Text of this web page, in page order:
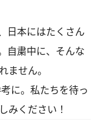
日本にはたくさん
自粛中に、そんな
ません。
に。私たちを待っ
みください！